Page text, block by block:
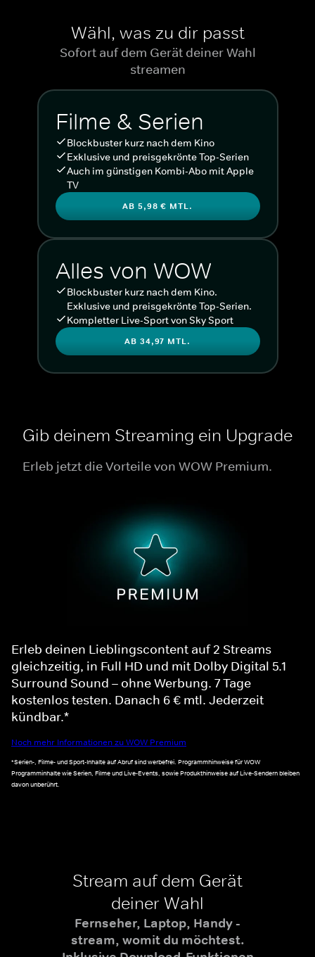
Wähl, was zu dir passt
Sofort auf dem Gerät deiner Wahl
streamen
Filme & Serien
Blockbuster kurz nach dem Kino
Exklusive und preisgekrönte Top-Serien
Auch im günstigen Kombi-Abo mit Apple
TV
AB 5,98 € MTL.
Alles von WOW
Blockbuster kurz nach dem Kino.
Exklusive und preisgekrönte Top-Serien.
Kompletter Live-Sport von Sky Sport
AB 34,97 MTL.
Gib deinem Streaming ein Upgrade
Erleb jetzt die Vorteile von WOW Premium.
Erleb deinen Lieblingscontent auf 2 Streams
gleichzeitig, in Full HD und mit Dolby Digital 5.1
Surround Sound – ohne Werbung. 7 Tage
kostenlos testen. Danach 6 € mtl. Jederzeit
kündbar.*
Noch mehr Informationen zu WOW Premium
*Serien-, Filme- und Sport-Inhalte auf Abruf sind werbefrei. Programmhinweise für WOW
Programminhalte wie Serien, Filme und Live-Events, sowie Produkthinweise auf Live-Sendern bleiben
davon unberührt.
Stream auf dem Gerät
deiner Wahl
Fernseher, Laptop, Handy -
stream, womit du möchtest.